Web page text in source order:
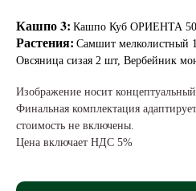
Кашпо 3: Кашпо Куб ОРИЕНТА
Растения: Самшит мелколистный
Овсяница сизая 2 шт, Вербейник
Изображение носит концептуальный
Финальная комплектация
стоимость не включены.
Цена включает НДС 5%